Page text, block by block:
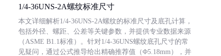
1/4-36UNS-2A螺纹标准尺寸
本文详细解析1/4-36UNS-2A螺纹的标准尺寸及底孔计算，
包括外径、螺距、公差等关键参数，并提供专业数据来源
（ASME B1.1标准）。针对1/4-36UNS螺纹底孔尺寸的常
见疑问，通过公式推导给出精确推荐值（Φ5.18mm），并